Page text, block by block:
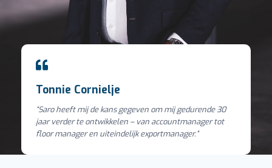
Tonnie Cornielje
“Saro heeft mij de kans gegeven om mij gedurende 30
jaar verder te ontwikkelen – van accountmanager tot
floor manager en uiteindelijk exportmanager.”